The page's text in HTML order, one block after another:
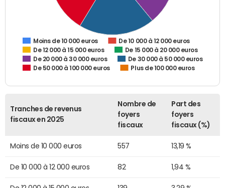
Moins de 10 000 euros
De 10 000 à 12 000 euros
De 12 000 à 15 000 euros
De 15 000 à 20 000 euros
De 20 000 à 30 000 euros
De 30 000 à 50 000 euros
De 50 000 à 100 000 euros
Plus de 100 000 euros
Tranches de revenus
fiscaux en 2025
Nombre de
foyers
fiscaux
Part des
foyers
fiscaux (%)
Moins de 10 000 euros 557 13,19 %
De 10 000 à 12 000 euros 82 1,94 %